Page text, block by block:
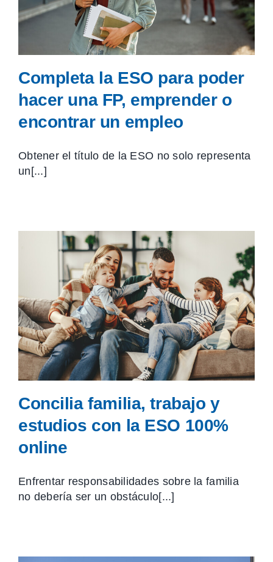
Completa la ESO para poder
hacer una FP, emprender o
encontrar un empleo
Obtener el título de la ESO no solo representa
un[...]
Concilia familia, trabajo y
estudios con la ESO 100%
online
Enfrentar responsabilidades sobre la familia
no debería ser un obstáculo[...]